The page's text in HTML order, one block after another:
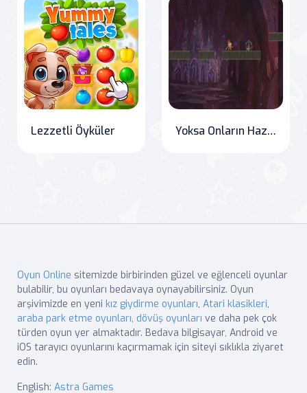
Lezzetli Öyküler Yoksa Onların Hazinesi? - Treasure Warriors Online
Oyun Online sitemizde birbirinden güzel ve eğlenceli oyunlar
bulabilir, bu oyunları bedavaya oynayabilirsiniz. Oyun
arşivimizde en yeni kız giydirme oyunları, Atari klasikleri,
araba park etme oyunları, dövüş oyunları ve daha pek çok
türden oyun yer almaktadır. Bedava bilgisayar, Android ve
iOS tarayıcı oyunlarını kaçırmamak için siteyi sıklıkla ziyaret
edin.
English: Astra Games